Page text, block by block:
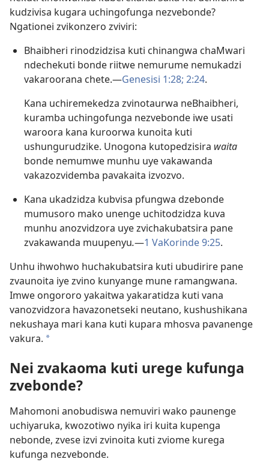
kudzivisa kugara uchingofunga nezvebonde?
Ngationei zvikonzero zviviri:
Bhaibheri rinodzidzisa kuti chinangwa chaMwari
ndechekuti bonde riitwe nemurume nemukadzi
vakaroorana chete.—Genesisi 1:28; 2:24.
Kana uchiremekedza zvinotaurwa neBhaibheri,
kuramba uchingofunga nezvebonde iwe usati
waroora kana kuroorwa kunoita kuti
ushungurudzike. Unogona kutopedzisira waita
bonde nemumwe munhu uye vakawanda
vakazozvidemba pavakaita izvozvo.
Kana ukadzidza kubvisa pfungwa dzebonde
mumusoro mako unenge uchitodzidza kuva
munhu anozvidzora uye zvichakubatsira pane
zvakawanda muupenyu.—1 VaKorinde 9:25.
Unhu ihwohwo huchakubatsira kuti ubudirire pane
zvaunoita iye zvino kunyange mune ramangwana.
Imwe ongororo yakaitwa yakaratidza kuti vana
vanozvidzora havazonetseki neutano, kushushikana
nekushaya mari kana kuti kupara mhosva pavanenge
vakura. a
Nei zvakaoma kuti urege kufunga
zvebonde?
Mahomoni anobudiswa nemuviri wako paunenge
uchiyaruka, kwozotiwo nyika iri kuita kupenga
nebonde, zvese izvi zvinoita kuti zviome kurega
kufunga nezvebonde.